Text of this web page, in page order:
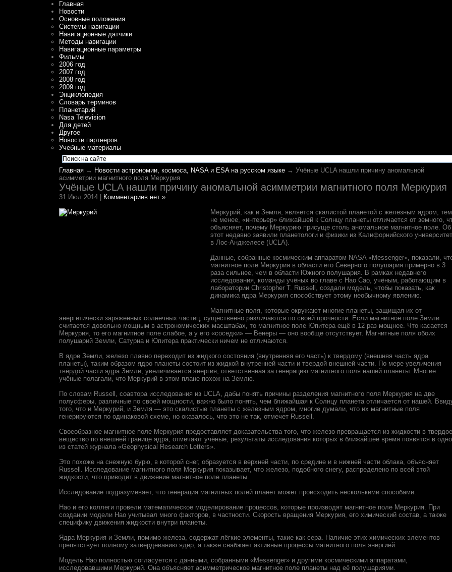
Главная
Новости
Основные положения
Системы навигации
Навигационные датчики
Методы навигации
Навигационные параметры
Фильмы
2006 год
2007 год
2008 год
2009 год
Энциклопедия
Словарь терминов
Планетарий
Nasa Television
Для детей
Другое
Новости партнеров
Учебные материалы
Главная → Новости астрономии, космоса, NASA и ESA на русском языке → Учёные UCLA нашли причину аномальной
асимметрии магнитного поля Меркурия
Учёные UCLA нашли причину аномальной асимметрии магнитного поля Меркурия
31 Июл 2014 |
Комментариев нет »
Меркурий, как и Земля, является скалистой планетой с железным ядром, тем
не менее, «интерьер» ближайшей к Солнцу планеты отличается от земного,
объясняет, почему Меркурию присуще столь аномальное магнитное поле. Об
этот недавно заявили планетологи и физики из Калифорнийского
в Лос-Анджелесе (UCLA).
Данные, собранные космическим аппаратом NASA «Messenger», показали,
магнитное поле Меркурия в области его Северного полушария примерно в 3
раза сильнее, чем в области Южного полушария. В рамках недавнего
исследования, команды учёных во главе с Hao Cao, учёным, работающим в
лаборатории Christopher T. Russell, создали модель, чтобы показать, как
динамика ядра Меркурия способствует этому необычному явлению.
Магнитные поля, которые окружают многие планеты, защищая их от
энергетически заряженных солнечных частиц, существенно различаются по своей прочности. Если магнитное поле Земли
считается довольно мощным в астрономических масштабах, то магнитное поле Юпитера ещё в 12 раз мощнее. Что касается
Меркурия, то его магнитное поле слабое, а у его «соседки» — Венеры — оно вообще отсутствует. Магнитные поля обоих
полушарий Земли, Сатурна и Юпитера практически ничем не отличаются.
В ядре Земли, железо плавно переходит из жидкого состояния (внутренняя его часть) к твердому (внешняя часть ядра
планеты), таким образом ядро планеты состоит из жидкой внутренней части и твердой внешней части. По мере увеличения
твёрдой части ядра Земли, увеличивается энергия, ответственная за генерацию магнитного поля нашей планеты. Многие
учёные полагали, что Меркурий в этом плане похож на Землю.
По словам Russell, соавтора исследования из UCLA, дабы понять причины разделения магнитного поля Меркурия на две
полусферы, различные по своей мощности, важно было понять, чем ближайшая к Солнцу планета отличается от нашей.
того, что и Меркурий, и Земля — это скалистые планеты с железным ядром, многие думали, что их магнитные поля
генерируются по одинаковой схеме, но оказалось, что это не так, отмечет Russell.
Своеобразное магнитное поле Меркурия предоставляет доказательства того, что железо превращается из жидкости в твердое
вещество по внешней границе ядра, отмечают учёные, результаты исследования которых в ближайшее время появятся в
из статей журнала «Geophysical Research Letters».
Это похоже на снежную бурю, в которой снег, образуется в верхней части, по средине и в нижней части облака, объясняет
Russell. Исследование магнитного поля Меркурия показывает, что железо, подобного снегу, распределено по всей этой
жидкости, что приводит в движение магнитное поле планеты.
Исследование подразумевает, что генерация магнитных полей планет может происходить несколькими способами.
Hao и его коллеги провели математическое моделирование процессов, которые производят магнитное поле Меркурия. При
создании модели Hao учитывал много факторов, в частности. Скорость вращения Меркурия, его химический состав, а также
специфику движения жидкости внутри планеты.
Ядра Меркурия и Земли, помимо железа, содержат лёгкие элементы, такие как сера. Наличие этих химических элементов
препятствует полному затвердеванию ядер, а также снабжает активные процессы магнитного поля энергией.
Модель Hao полностью согласуется с данными, собранными «Messenger» и другими космическими аппаратами,
исследовавшими Меркурий. Она объясняет асимметрическое магнитное поле планеты над её полушариями.